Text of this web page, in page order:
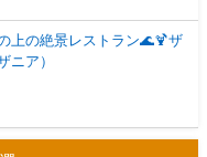
上の絶景レストラン🌊🍹ザ
ニア）